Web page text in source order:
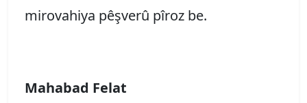
mirovahiya pêşverû pîroz be.
Mahabad Felat